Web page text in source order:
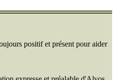
positif et présent pour aider